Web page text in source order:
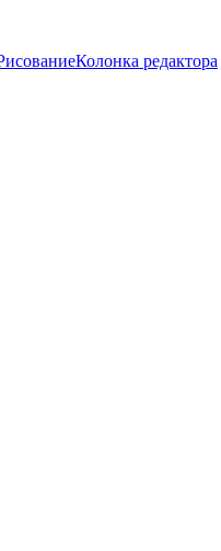
Колонка редактора